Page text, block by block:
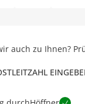
auch zu Ihnen?